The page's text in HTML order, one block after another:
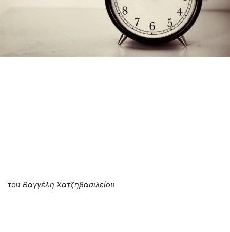
του Βαγγέλη Χατζηβασιλείου